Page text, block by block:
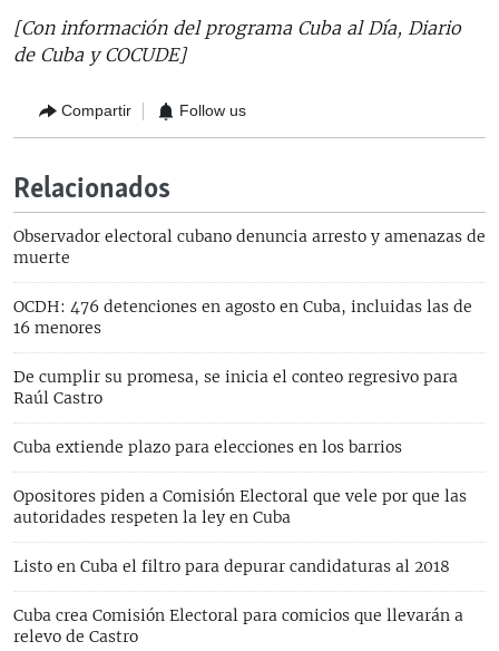
[Con información del programa Cuba al Día, Diario
de Cuba y COCUDE]
Compartir Follow us
Relacionados
Observador electoral cubano denuncia arresto y amenazas de
muerte
OCDH: 476 detenciones en agosto en Cuba, incluidas las de
16 menores
De cumplir su promesa, se inicia el conteo regresivo para
Raúl Castro
Cuba extiende plazo para elecciones en los barrios
Opositores piden a Comisión Electoral que vele por que las
autoridades respeten la ley en Cuba
Listo en Cuba el filtro para depurar candidaturas al 2018
Cuba crea Comisión Electoral para comicios que llevarán a
relevo de Castro